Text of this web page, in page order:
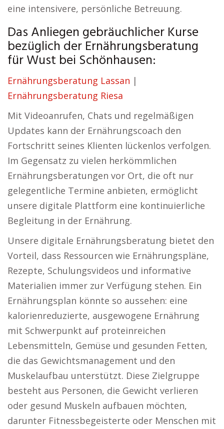
eine intensivere, persönliche Betreuung.
Das Anliegen gebräuchlicher Kurse
bezüglich der Ernährungsberatung
für Wust bei Schönhausen:
Ernährungsberatung Lassan |
Ernährungsberatung Riesa
Mit Videoanrufen, Chats und regelmäßigen
Updates kann der Ernährungscoach den
Fortschritt seines Klienten lückenlos verfolgen.
Im Gegensatz zu vielen herkömmlichen
Ernährungsberatungen vor Ort, die oft nur
gelegentliche Termine anbieten, ermöglicht
unsere digitale Plattform eine kontinuierliche
Begleitung in der Ernährung.
Unsere digitale Ernährungsberatung bietet den
Vorteil, dass Ressourcen wie Ernährungspläne,
Rezepte, Schulungsvideos und informative
Materialien immer zur Verfügung stehen. Ein
Ernährungsplan könnte so aussehen: eine
kalorienreduzierte, ausgewogene Ernährung
mit Schwerpunkt auf proteinreichen
Lebensmitteln, Gemüse und gesunden Fetten,
die das Gewichtsmanagement und den
Muskelaufbau unterstützt. Diese Zielgruppe
besteht aus Personen, die Gewicht verlieren
oder gesund Muskeln aufbauen möchten,
darunter Fitnessbegeisterte oder Menschen mit